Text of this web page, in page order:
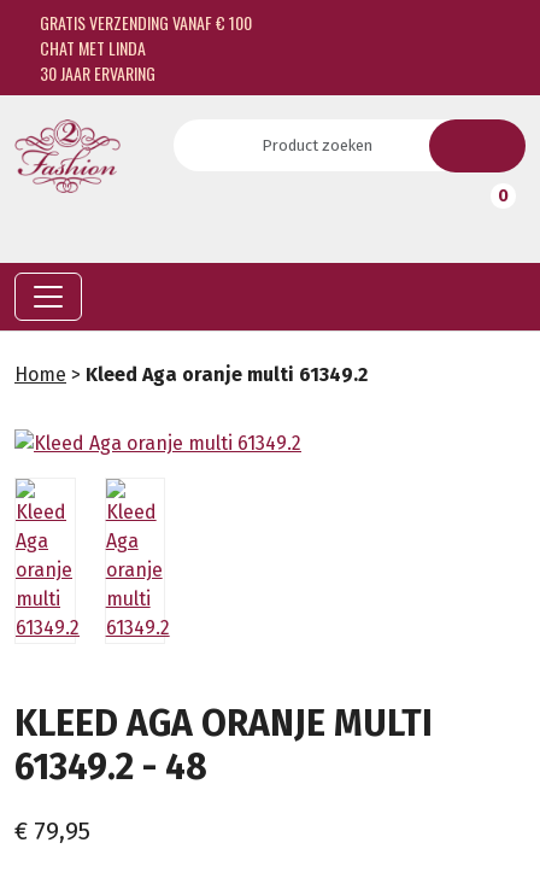
GRATIS VERZENDING VANAF € 100
CHAT MET LINDA
30 JAAR ERVARING
0
Home > Kleed Aga oranje multi 61349.2
KLEED AGA ORANJE MULTI
61349.2 - 48
€ 79,95